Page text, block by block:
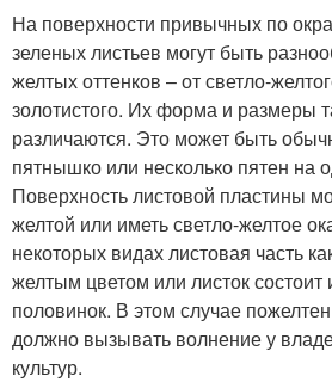
На поверхности привычных по
зеленых листьев могут быть
желтых оттенков – от светло-
золотистого. Их форма и размеры
различаются. Это может быть
пятнышко или несколько пятен на
Поверхность листовой пластины
желтой или иметь светло-желтое
некоторых видах листовая часть
желтым цветом или листок состоит
половинок. В этом случае
должно вызывать волнение у
культур.